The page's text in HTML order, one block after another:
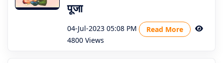
पूजा
04-Jul-2023 05:08 PM
Read More
4800 Views